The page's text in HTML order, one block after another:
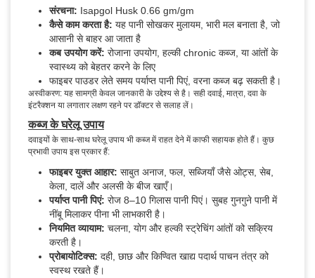
संरचना: Isapgol Husk 0.66 gm/gm
कैसे काम करता है: यह पानी सोखकर मुलायम, भारी मल बनाता है, जो
आसानी से बाहर आ जाता है
कब उपयोग करें: रोजाना उपयोग, हल्की chronic कब्ज, या आंतों के
स्वास्थ्य को बेहतर करने के लिए
फाइबर पाउडर लेते समय पर्याप्त पानी पिएं, वरना कब्ज बढ़ सकती है।
अस्वीकरण: यह सामग्री केवल जानकारी के उद्देश्य से है। सही दवाई, मात्रा, दवा के
इंटरैक्शन या लगातार लक्षण रहने पर डॉक्टर से सलाह लें।
कब्ज के घरेलू उपाय
दवाइयों के साथ-साथ घरेलू उपाय भी कब्ज में राहत देने में काफी सहायक होते हैं। कुछ
प्रभावी उपाय इस प्रकार हैं:
फाइबर युक्त आहार: साबुत अनाज, फल, सब्जियाँ जैसे ओट्स, सेब,
केला, दालें और अलसी के बीज खाएँ।
पर्याप्त पानी पिएं: रोज 8–10 गिलास पानी पिएं। सुबह गुनगुने पानी में
नींबू मिलाकर पीना भी लाभकारी है।
नियमित व्यायाम: चलना, योग और हल्की स्ट्रेचिंग आंतों को सक्रिय
करती है।
प्रोबायोटिक्स: दही, छाछ और किण्वित खाद्य पदार्थ पाचन तंत्र को
स्वस्थ रखते हैं।